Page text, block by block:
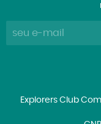
Explorers Club